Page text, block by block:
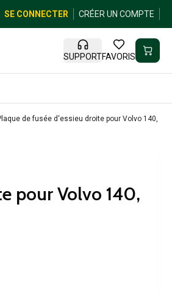
SE CONNECTER CRÉER UN COMPTE
SUPPORTFAVORIS
de fusée d'essieu droite pour Volvo 140,
pour Volvo 140,